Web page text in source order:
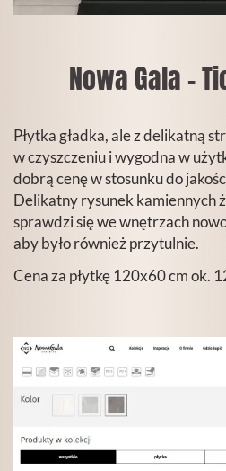
Nowa Gala -
Płytka gładka, ale z delikatną
w czyszczeniu i wygodna w
dobrą cenę w stosunku do
Delikatny rysunek kamiennych
sprawdzi się we wnętrzach
aby było również przytulnie.
Cena za płytkę 120x60 cm ok.